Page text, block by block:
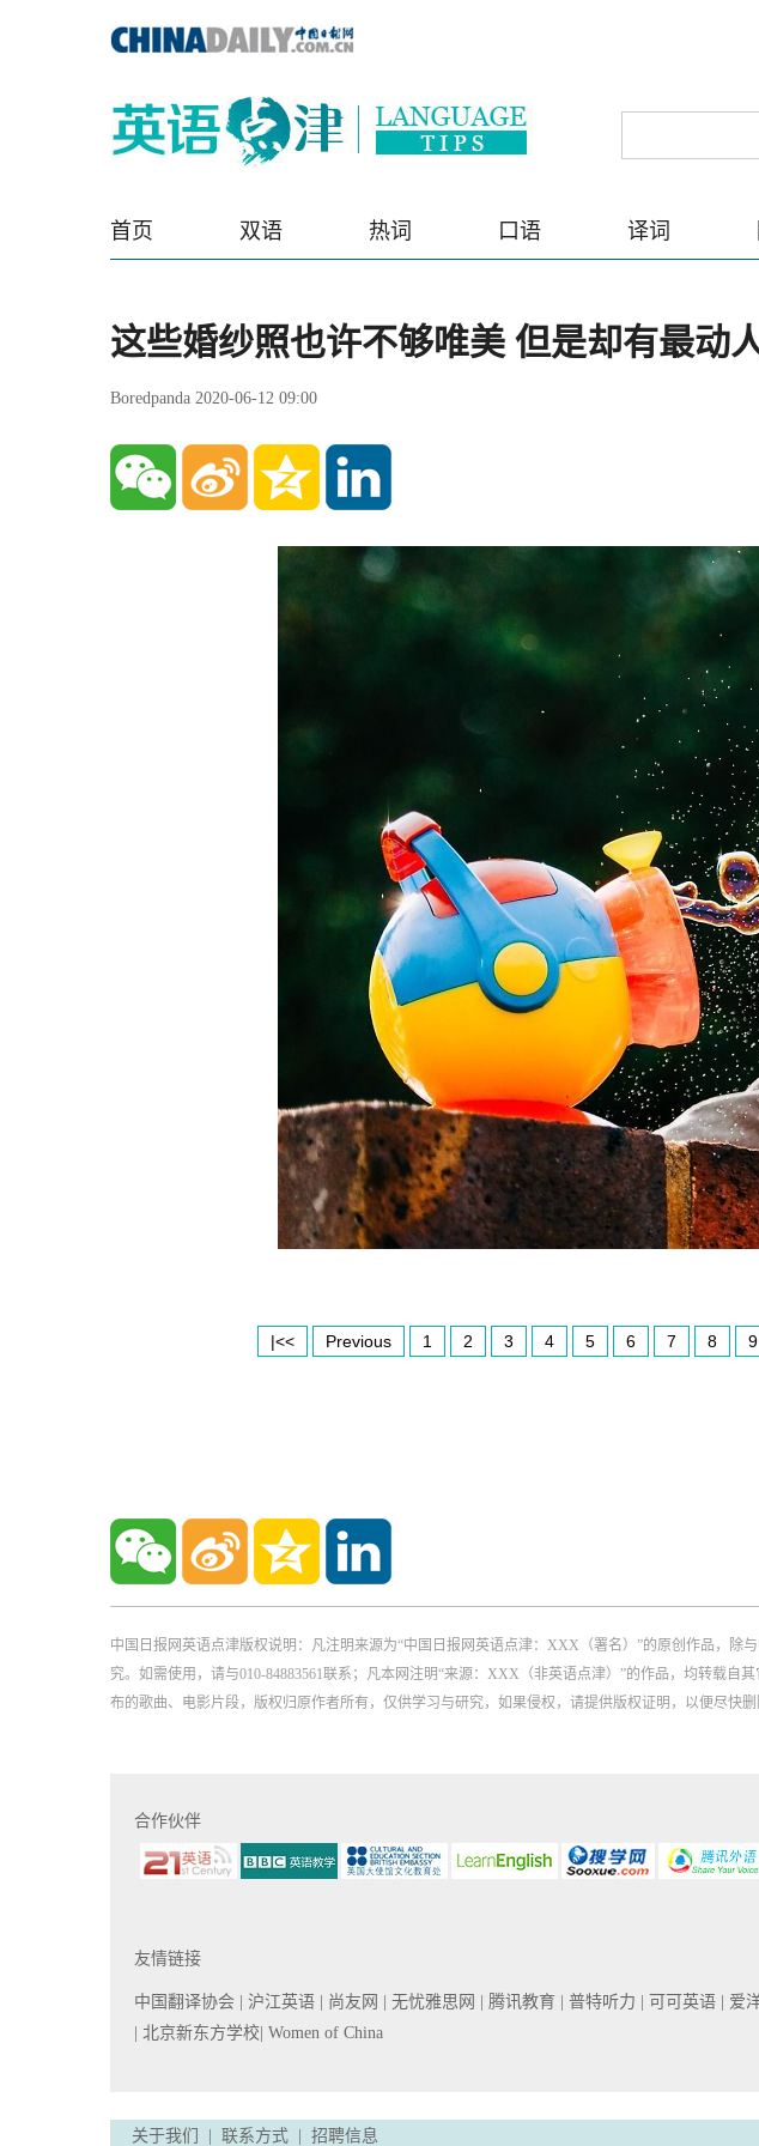
首页 双语 热词 口语 译词
这些婚纱照也许不够唯美 但是却有最动
Boredpanda 2020-06-12 09:00
|<< Previous 1 2 3 4 5 6 7 8 9
中国日报网英语点津版权说明：凡注明来源为“中国日报网英语点津：XXX（署名）”的原创作品，
究。如需使用，请与010-84883561联系；凡本网注明“来源：XXX（非英语点津）”的作品，均转载
布的歌曲、电影片段，版权归原作者所有，仅供学习与研究，如果侵权，请提供版权证明，以便尽快删
合作伙伴
友情链接
中国翻译协会 | 沪江英语 | 尚友网 | 无忧雅思网 | 腾讯教育 | 普特听力 | 可可英语 | 爱
| 北京新东方学校 | Women of China
关于我们 联系方式 招聘信息